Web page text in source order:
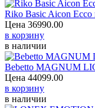
Riko Basic Aicon Ecco
Цена 36990.00
в корзину
в наличии
Bebetto MAGNUM
Цена 44099.00
в корзину
в наличии